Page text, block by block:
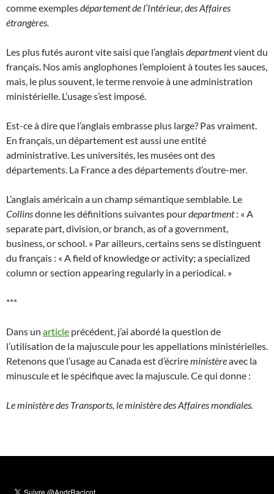
comme exemplesdépartement de l’Intérieur, des Affaires
étrangères.
Les plus futés auront vite saisi que l’anglaisdepartmentvient du
français. Nos amis anglophones l’emploient à toutes les sauces,
mais, le plus souvent, le terme renvoie à une administration
ministérielle. L’usage s’est imposé.
Est-ce à dire que l’anglais embrasse plus large? Pas vraiment.
En français, un département est aussi une entité
administrative. Les universités, les musées ont des
départements. La France a des départements d’outre-mer.
L’anglais américain a un champ sémantique semblable. Le
Collinsdonne les définitions suivantes pourdepartment: « A
separate part, division, or branch, as of a government,
business, or school. » Par ailleurs, certains sens se distinguent
du français : « A field of knowledge or activity; a specialized
column or section appearing regularly in a periodical. »
***
Dans un article précédent, j’ai abordé la question de
l’utilisation de la majuscule pour les appellations ministérielles.
Retenons que l’usage au Canada est d’écrireministèreavec la
minuscule et le spécifique avec la majuscule. Ce qui donne :
Le ministère des Transports, le ministère des Affaires mondiales.